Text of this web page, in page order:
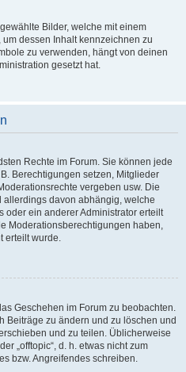
Bilder, welche mit einem
dessen Inhalt kennzeichnen zu
zu verwenden, hängt von deinen
gesetzt hat.
Rechte im Forum. Sie können jede
Berechtigungen setzen, Mitglieder
vergeben usw. Die
allerdings davon abhängig, welche
oder ein anderer Administrator erteilt
Moderationsberechtigungen haben,
erteilt wurde.
Geschehen im Forum zu beobachten.
Beiträge zu ändern und zu löschen und
und zu teilen. Üblicherweise
„offtopic“, d. h. etwas nicht zum
bzw. Angreifendes schreiben.